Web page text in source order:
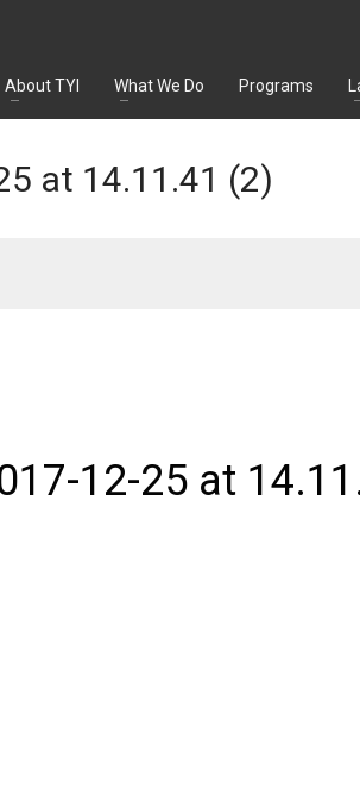
About TYI What We Do Programs
at 14.11.41 (2)
12-25 at